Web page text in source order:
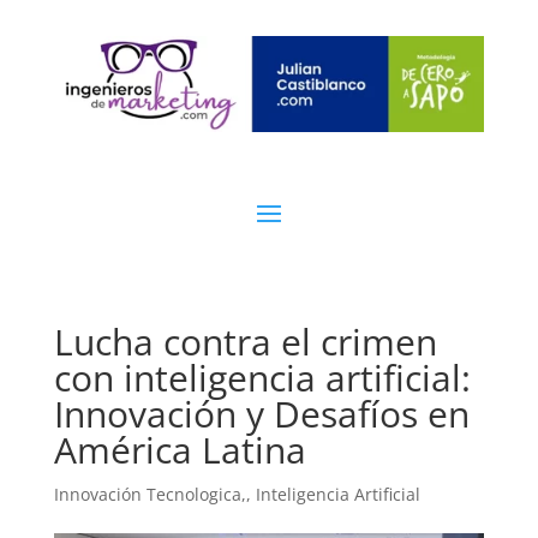
Lucha contra el crimen
con inteligencia artificial:
Innovación y Desafíos en
América Latina
Innovación Tecnologica,, Inteligencia Artificial